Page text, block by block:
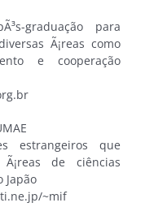
graduação para
Ã¡reas como
e cooperação
estrangeiros que
de ciências
Japão
~mif